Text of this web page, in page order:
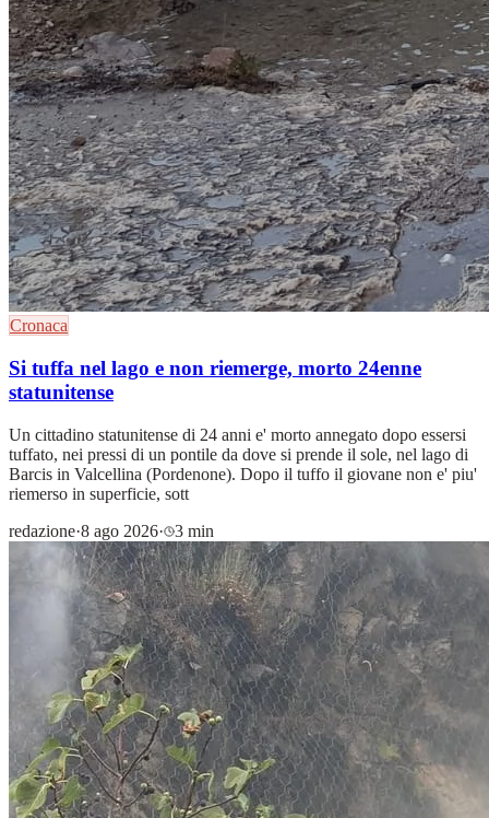
Cronaca
Si tuffa nel lago e non riemerge, morto 24enne
statunitense
Un cittadino statunitense di 24 anni e' morto annegato dopo essersi
tuffato, nei pressi di un pontile da dove si prende il sole, nel lago di
Barcis in Valcellina (Pordenone). Dopo il tuffo il giovane non e' piu'
riemerso in superficie, sott
redazione·8 ago 2026· 3 min